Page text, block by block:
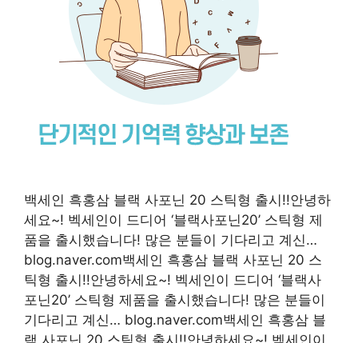
백세인 흑홍삼 블랙 사포닌 20 스틱형 출시!!안녕하
세요~! 벡세인이 드디어 ‘블랙사포닌20’ 스틱형 제
품을 출시했습니다! 많은 분들이 기다리고 계신…
blog.naver.com백세인 흑홍삼 블랙 사포닌 20 스
틱형 출시!!안녕하세요~! 벡세인이 드디어 ‘블랙사
포닌20’ 스틱형 제품을 출시했습니다! 많은 분들이
기다리고 계신… blog.naver.com백세인 흑홍삼 블